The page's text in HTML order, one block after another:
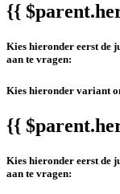
{{
Kies hieronder eerst de
aan te vragen:
Kies hieronder variant
{{
Kies hieronder eerst de
aan te vragen: